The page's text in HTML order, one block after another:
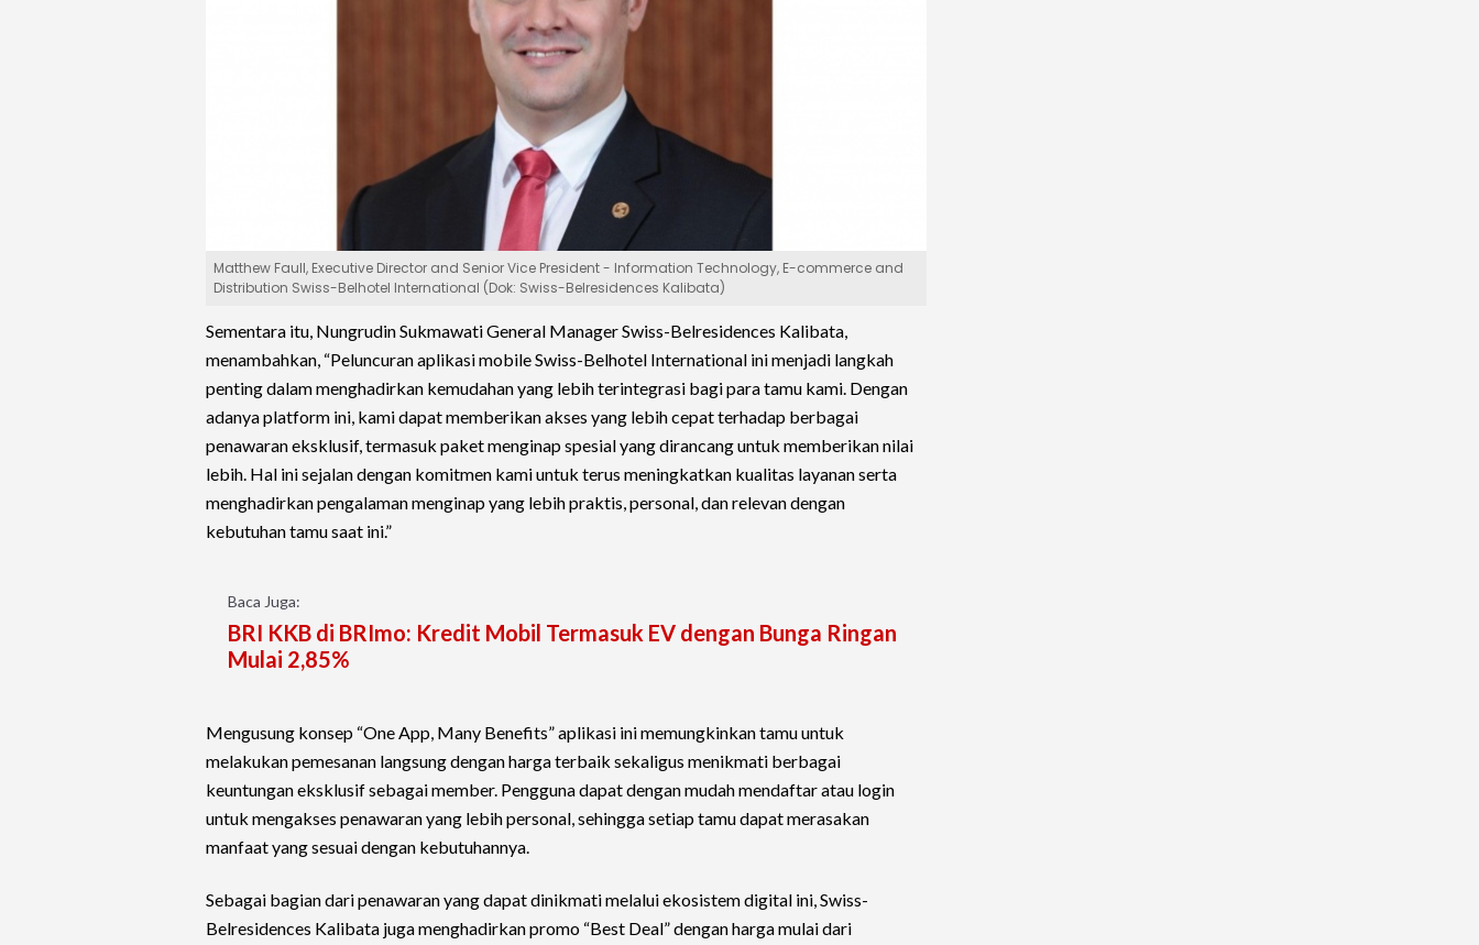
Matthew Faull, Executive Director and Senior Vice President - Information Technology, E-commerce and
Distribution Swiss-Belhotel International (Dok: Swiss-Belresidences Kalibata)
Sementara itu, Nungrudin Sukmawati General Manager Swiss-Belresidences Kalibata,
menambahkan, “Peluncuran aplikasi mobile Swiss-Belhotel International ini menjadi langkah
penting dalam menghadirkan kemudahan yang lebih terintegrasi bagi para tamu kami. Dengan
adanya platform ini, kami dapat memberikan akses yang lebih cepat terhadap berbagai
penawaran eksklusif, termasuk paket menginap spesial yang dirancang untuk memberikan nilai
lebih. Hal ini sejalan dengan komitmen kami untuk terus meningkatkan kualitas layanan serta
menghadirkan pengalaman menginap yang lebih praktis, personal, dan relevan dengan
kebutuhan tamu saat ini.”
Baca Juga:
BRI KKB di BRImo: Kredit Mobil Termasuk EV dengan Bunga Ringan
Mulai 2,85%
Mengusung konsep “One App, Many Benefits” aplikasi ini memungkinkan tamu untuk
melakukan pemesanan langsung dengan harga terbaik sekaligus menikmati berbagai
keuntungan eksklusif sebagai member. Pengguna dapat dengan mudah mendaftar atau login
untuk mengakses penawaran yang lebih personal, sehingga setiap tamu dapat merasakan
manfaat yang sesuai dengan kebutuhannya.
Sebagai bagian dari penawaran yang dapat dinikmati melalui ekosistem digital ini, Swiss-
Belresidences Kalibata juga menghadirkan promo “Best Deal” dengan harga mulai dari